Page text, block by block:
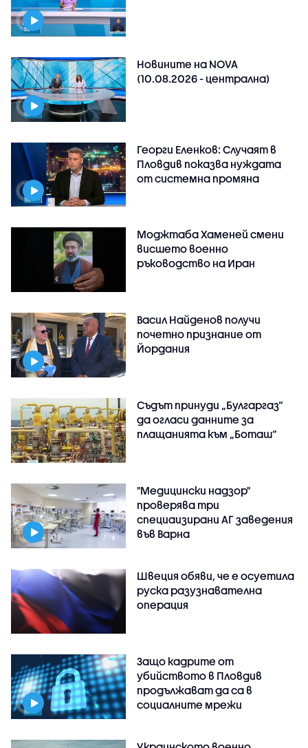
Новините на NOVA
(10.08.2026 - централна)
Георги Еленков: Случаят в
Пловдив показва нуждата
от системна промяна
Моджтаба Хаменей смени
висшето военно
ръководство на Иран
Васил Найденов получи
почетно признание от
Йордания
Съдът принуди „Булгаргаз“
да огласи данните за
плащанията към „Боташ“
"Медицински надзор"
проверява три
специаизирани АГ заведения
във Варнa
Швеция обяви, че е осуетила
руска разузнавателна
операция
Защо кадрите от
убийството в Пловдив
продължават да са в
социалните мрежи